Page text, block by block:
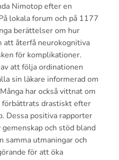
Nimotop efter en
lokala forum och på 1177
berättelser om hur
att återfå neurokognitiva
för komplikationer.
att följa ordinationen
sin läkare informerad om
har också vittnat om
drastiskt efter
Dessa positiva rapporter
och stöd bland
samma utmaningar och
för att öka